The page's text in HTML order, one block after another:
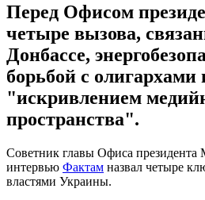
Перед Офисом
четыре вызова,
Донбассе,
борьбой с олигархами
"искривлением
пространства".
Советник главы Офиса президента
интервью Фактам назвал четыре
властями Украины.